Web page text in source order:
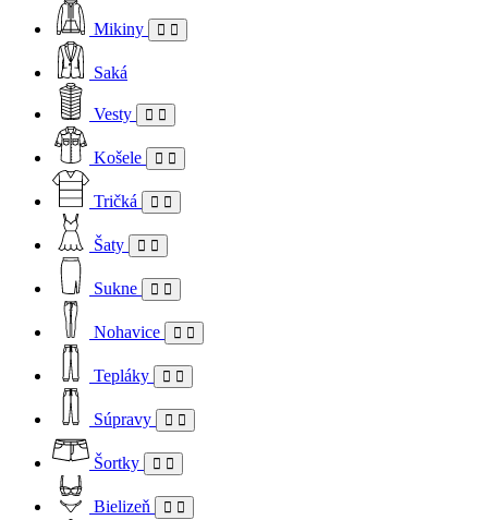
Mikiny
Saká
Vesty
Košele
Tričká
Šaty
Sukne
Nohavice
Tepláky
Súpravy
Šortky
Bielizeň